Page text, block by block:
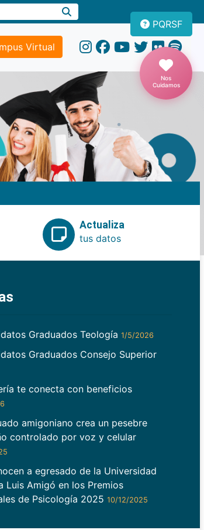
Virtual
PQRSF
Nos
Cuidamos
Actualiza
tus datos
Graduados Teología 1/5/2026
Graduados Consejo Superior
te conecta con beneficios
amigoniano crea un pesebre
controlado por voz y celular
a egresado de la Universidad
Luis Amigó en los Premios
de Psicología 2025 10/12/2025